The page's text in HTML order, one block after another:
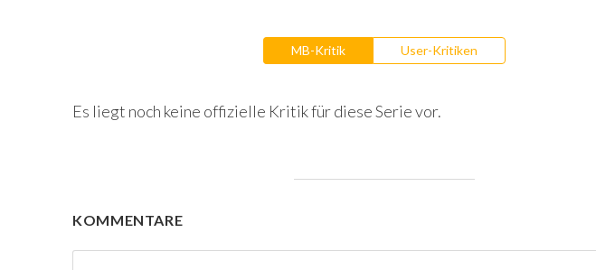
MB-Kritik User-Kritiken
Es liegt noch keine offizielle Kritik für diese Serie vor.
KOMMENTARE